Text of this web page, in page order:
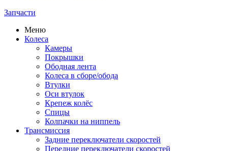
Запчасти
Меню
Колеса
Камеры
Покрышки
Ободная лента
Колеса в сборе/обода
Втулки
Оси втулок
Крепеж колёс
Спицы
Колпачки на ниппель
Трансмиссия
Задние переключатели скоростей
Передние переключатели скоростей